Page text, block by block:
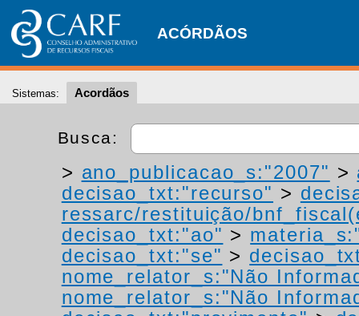
ACÓRDÃOS
Sistemas: Acordãos
Busca:
> ano_publicacao_s:"2007" >
decisao_txt:"recurso" >
ressarc/restituição/
decisao_txt:"ao" >
decisao_txt:"se" >
nome_relator_s:"Não
nome_relator_s:"Não